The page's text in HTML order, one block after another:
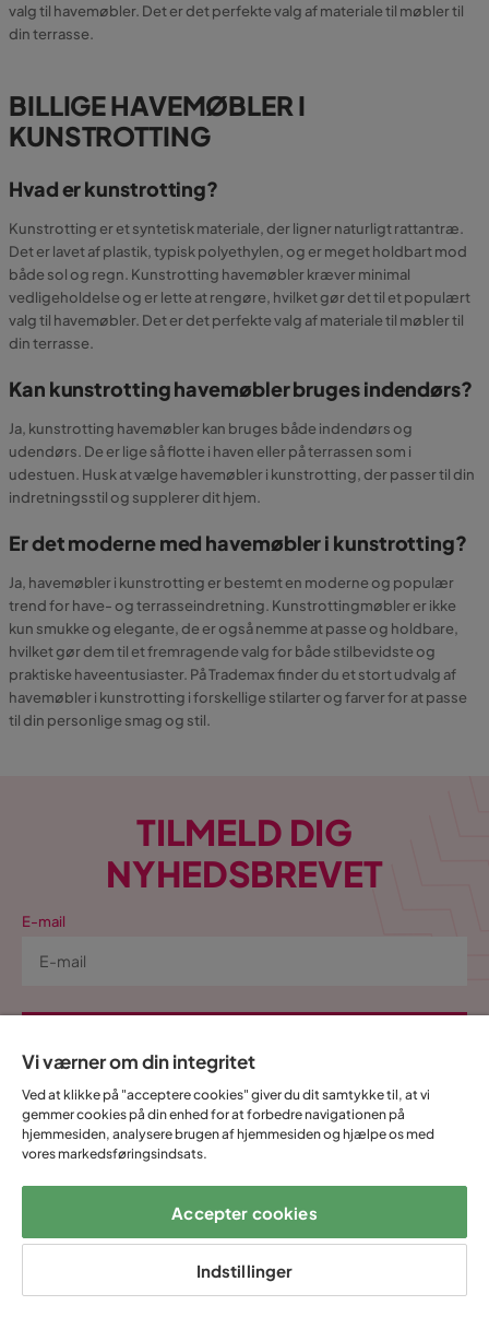
valg til havemøbler. Det er det perfekte valg af materiale til møbler til
din terrasse.
BILLIGE HAVEMØBLER I
KUNSTROTTING
Hvad er kunstrotting?
Kunstrotting er et syntetisk materiale, der ligner naturligt rattantræ.
Det er lavet af plastik, typisk polyethylen, og er meget holdbart mod
både sol og regn. Kunstrotting havemøbler kræver minimal
vedligeholdelse og er lette at rengøre, hvilket gør det til et populært
valg til havemøbler. Det er det perfekte valg af materiale til møbler til
din terrasse.
Kan kunstrotting havemøbler bruges indendørs?
Ja, kunstrotting havemøbler kan bruges både indendørs og
udendørs. De er lige så flotte i haven eller på terrassen som i
udestuen. Husk at vælge havemøbler i kunstrotting, der passer til din
indretningsstil og supplerer dit hjem.
Er det moderne med havemøbler i kunstrotting?
Ja, havemøbler i kunstrotting er bestemt en moderne og populær
trend for have- og terrasseindretning. Kunstrottingmøbler er ikke
kun smukke og elegante, de er også nemme at passe og holdbare,
hvilket gør dem til et fremragende valg for både stilbevidste og
praktiske haveentusiaster. På Trademax finder du et stort udvalg af
havemøbler i kunstrotting i forskellige stilarter og farver for at passe
til din personlige smag og stil.
TILMELD DIG
NYHEDSBREVET
E-mail
Ved at indtaste min e-mailadresse bekræfter jeg, at jeg gerne vil
modtage Trademax nyhedsbrev og godkender at Trademax behandler
mine personlige oplysninger, for at kunne sende
markedsføringsmateriale tilpasset mig, i henhold til Trademax
Ja, tak! Jeg vil også gerne oprette en konto til
Mine sider.
Alt dette og meget mere:
Vi værner om din integritet
Ved at klikke på "acceptere cookies" giver du dit samtykke til, at vi
gemmer cookies på din enhed for at forbedre navigationen på
hjemmesiden, analysere brugen af hjemmesiden og hjælpe os med
vores markedsføringsindsats.
Accepter cookies
Indstillinger